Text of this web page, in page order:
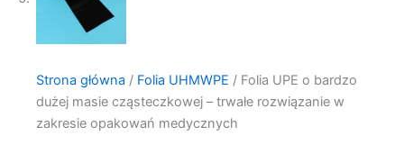
Strona główna / Folia UHMWPE / Folia UPE o bardzo
dużej masie cząsteczkowej – trwałe rozwiązanie w
zakresie opakowań medycznych